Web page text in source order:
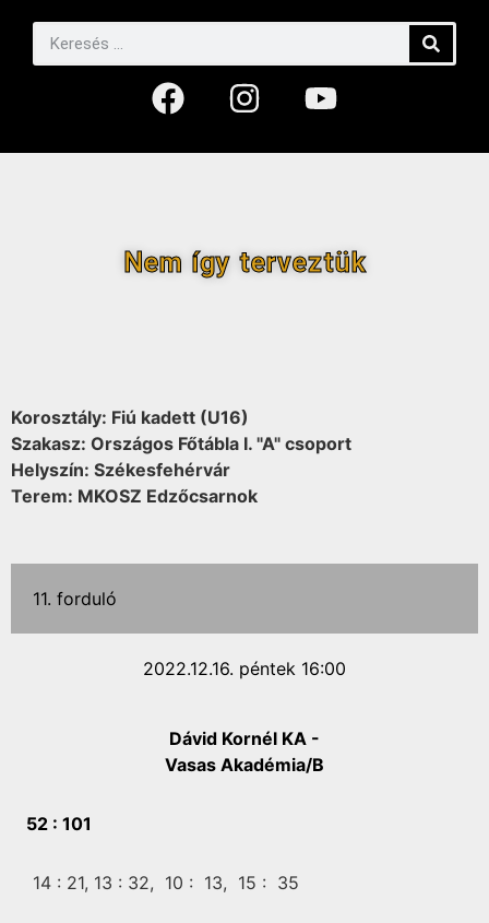
Nem így terveztük
Korosztály: Fiú kadett (U16)
Szakasz: Országos Főtábla I. "A" csoport
Helyszín: Székesfehérvár
Terem: MKOSZ Edzőcsarnok
11. forduló
2022.12.16. péntek 16:00
Dávid Kornél KA -
Vasas Akadémia/B
52 : 101
14 : 21, 13 : 32, 10 : 13, 15 : 35